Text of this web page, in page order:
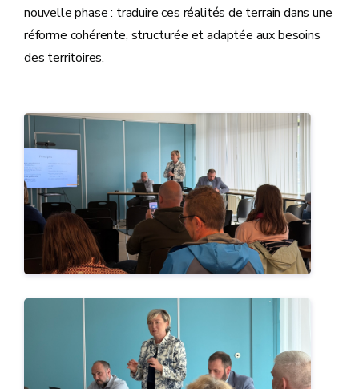
nouvelle phase : traduire ces réalités de terrain dans une
réforme cohérente, structurée et adaptée aux besoins
des territoires.